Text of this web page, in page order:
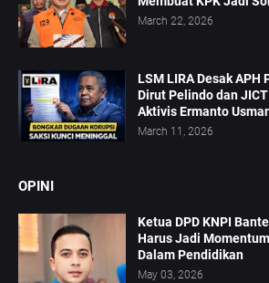
March 22, 2026
LSM LIRA Desak
Dirut Pelindo dan
Aktivis Ermanto
March 11, 2026
OPINI
Ketua DPD KNPI
Harus Jadi
Dalam Pendidikan
May 03, 2026